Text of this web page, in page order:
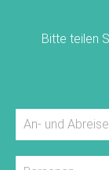
Bitte teilen